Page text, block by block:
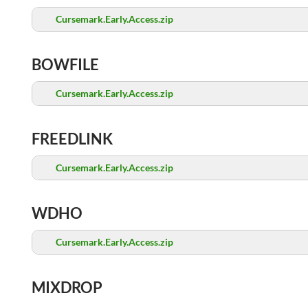
Cursemark.Early.Access.zip
BOWFILE
Cursemark.Early.Access.zip
FREEDLINK
Cursemark.Early.Access.zip
WDHO
Cursemark.Early.Access.zip
MIXDROP